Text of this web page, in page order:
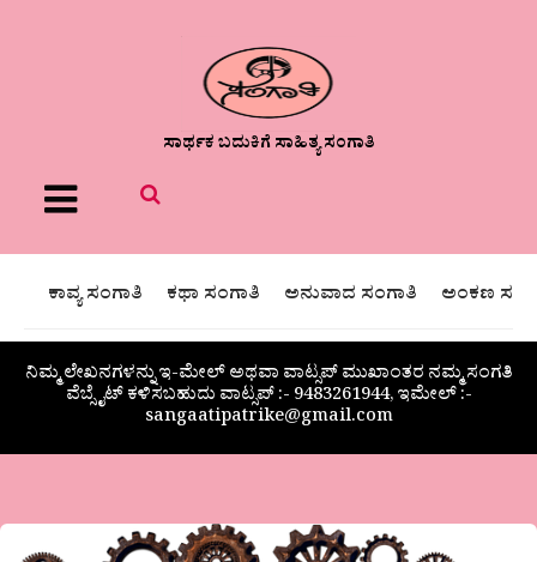
ಸಾರ್ಥಕ ಬದುಕಿಗೆ ಸಾಹಿತ್ಯ ಸಂಗಾತಿ
Menu
ಕಾವ್ಯ ಸಂಗಾತಿ ಕಥಾ ಸಂಗಾತಿ ಅನುವಾದ ಸಂಗಾತಿ ಅಂಕಣ
ನಿಮ್ಮ ಲೇಖನಗಳನ್ನು ಇ-ಮೇಲ್ ಅಥವಾ ವಾಟ್ಸಪ್ ಮುಖಾಂತರ ನಮ್ಮ ಸಂಗತಿ
ವೆಬ್ಸೈಟ್ ಕಳಿಸಬಹುದು ವಾಟ್ಸಪ್‌ :- 9483261944, ಇಮೇಲ್ :-
sangaatipatrike@gmail.com